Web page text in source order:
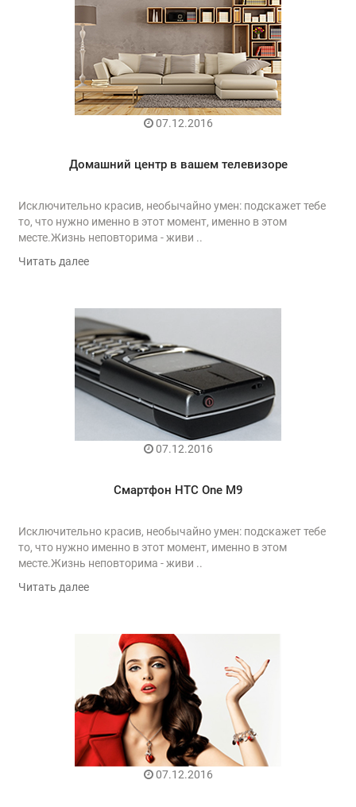
07.12.2016
Домашний центр в вашем телевизоре
Исключительно красив, необычайно умен: подскажет тебе
то, что нужно именно в этот момент, именно в этом
месте.Жизнь неповторима - живи ..
Читать далее
07.12.2016
Смартфон HTC One M9
Исключительно красив, необычайно умен: подскажет тебе
то, что нужно именно в этот момент, именно в этом
месте.Жизнь неповторима - живи ..
Читать далее
07.12.2016